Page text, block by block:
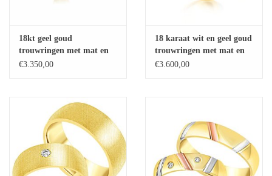
18kt geel goud
trouwringen met mat en
glanzend afwerking met
€3.350,00
18 karaat wit en geel goud
trouwringen met mat en
glanzend afwerking
€3.600,00